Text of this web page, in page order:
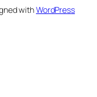
withWordPress